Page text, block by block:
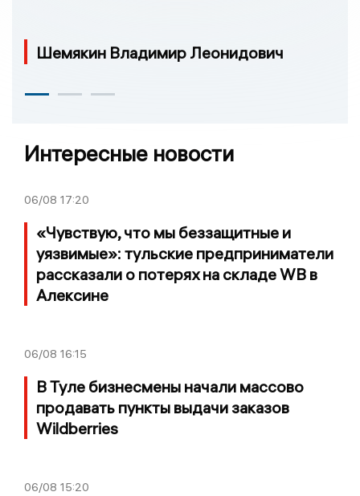
Шемякин Владимир Леонидович
Интересные новости
06/08 17:20
«Чувствую, что мы беззащитные и
уязвимые»: тульские предприниматели
рассказали о потерях на складе WB в
Алексине
06/08 16:15
В Туле бизнесмены начали массово
продавать пункты выдачи заказов
Wildberries
06/08 15:20